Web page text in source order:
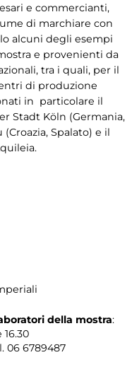
e commercianti,
di marchiare con
alcuni degli esempi
e provenienti da
tra i quali, per il
di produzione
in particolare il
Stadt Köln (Germania,
Spalato) e il
della mostra:
06 6789487